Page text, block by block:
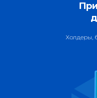
Холдеры,